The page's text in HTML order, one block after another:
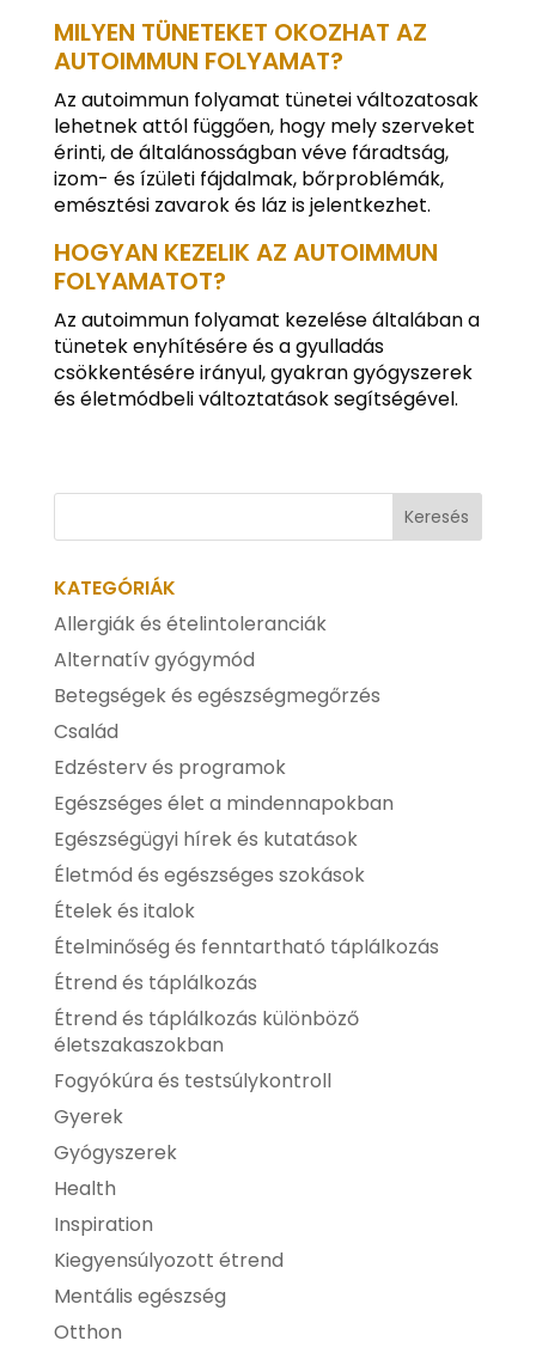
MILYEN TÜNETEKET OKOZHAT AZ
AUTOIMMUN FOLYAMAT?
Az autoimmun folyamat tünetei változatosak
lehetnek attól függően, hogy mely szerveket
érinti, de általánosságban véve fáradtság,
izom- és ízületi fájdalmak, bőrproblémák,
emésztési zavarok és láz is jelentkezhet.
HOGYAN KEZELIK AZ AUTOIMMUN
FOLYAMATOT?
Az autoimmun folyamat kezelése általában a
tünetek enyhítésére és a gyulladás
csökkentésére irányul, gyakran gyógyszerek
és életmódbeli változtatások segítségével.
KATEGÓRIÁK
Allergiák és ételintoleranciák
Alternatív gyógymód
Betegségek és egészségmegőrzés
Család
Edzésterv és programok
Egészséges élet a mindennapokban
Egészségügyi hírek és kutatások
Életmód és egészséges szokások
Ételek és italok
Ételminőség és fenntartható táplálkozás
Étrend és táplálkozás
Étrend és táplálkozás különböző
életszakaszokban
Fogyókúra és testsúlykontroll
Gyerek
Gyógyszerek
Health
Inspiration
Kiegyensúlyozott étrend
Mentális egészség
Otthon